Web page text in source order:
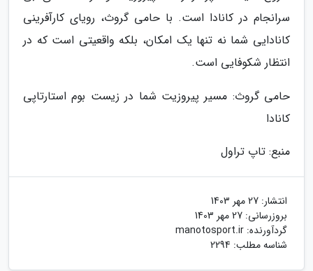
سرانجام در کانادا است. با حامی گروث، رویای کارآفرینی
کانادایی شما نه تنها یک امکان، بلکه واقعیتی است که در
انتظار شکوفایی است.
حامی گروث: مسیر پیروزیت شما در زیست بوم استارتاپی
کانادا
منبع: تاپ تراول
انتشار: 27 مهر 1403
بروزرسانی: 27 مهر 1403
گردآورنده: manotosport.ir
شناسه مطلب: 2294